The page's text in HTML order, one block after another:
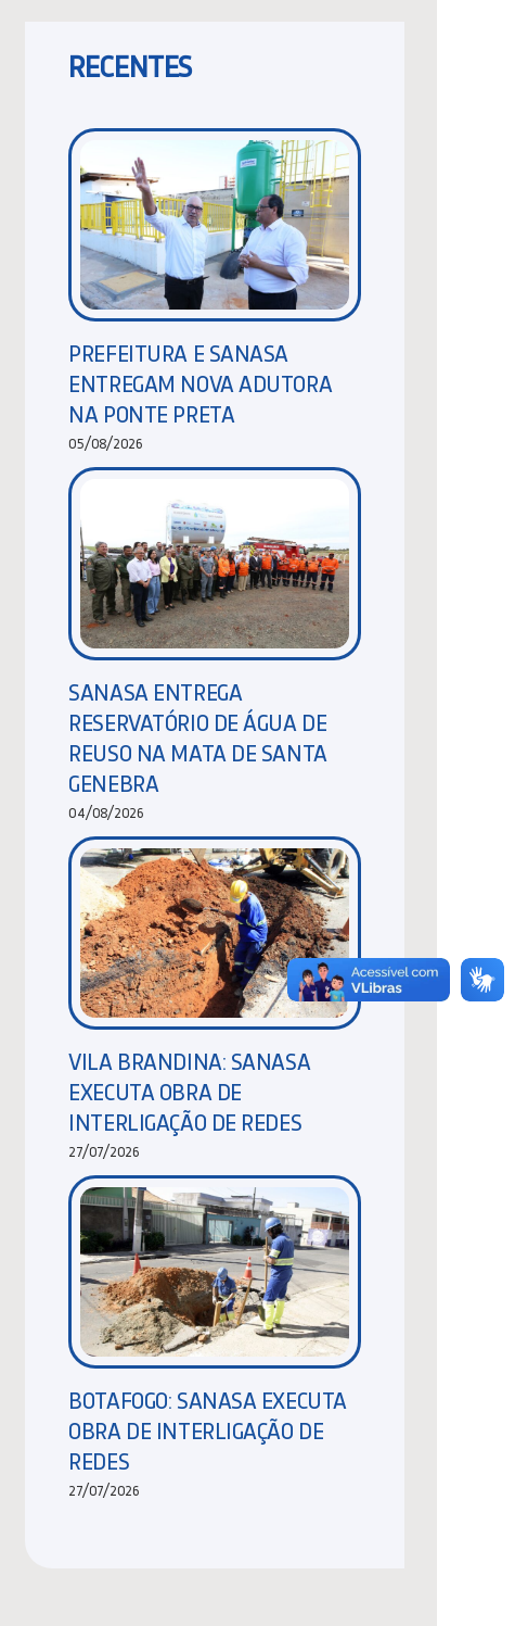
RECENTES
PREFEITURA E SANASA
ENTREGAM NOVA ADUTORA
NA PONTE PRETA
05/08/2026
SANASA ENTREGA
RESERVATÓRIO DE ÁGUA DE
REUSO NA MATA DE SANTA
GENEBRA
04/08/2026
VILA BRANDINA: SANASA
EXECUTA OBRA DE
INTERLIGAÇÃO DE REDES
27/07/2026
BOTAFOGO: SANASA EXECUTA
OBRA DE INTERLIGAÇÃO DE
REDES
27/07/2026